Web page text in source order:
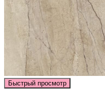
Быстрый просмотр